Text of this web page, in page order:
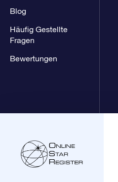
Blog
Häufig Gestellte
Fragen
Bewertungen